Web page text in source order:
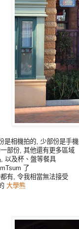
是相機拍的, 少部份是手
部份, 其他還有更多區域
以及杯、盤等餐具
了
有, 令我相當無法接受
大學熊